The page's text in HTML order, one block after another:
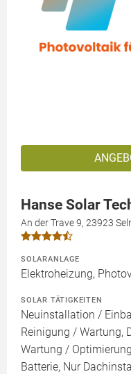
Hanse Solar
An der Trave 9, 23923
SOLARANLAGE
Elektroheizung,
SOLAR TÄTIGKEITEN
Neuinstallation /
Reinigung / Wartung,
Wartung /
Batterie, Nur